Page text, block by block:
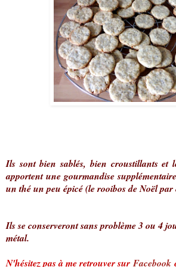
Ils sont bien sablés, bien croustillants et
apportent une gourmandise
un thé un peu épicé (le rooibos de Noël par
Ils se conserveront sans problème 3 ou 4
métal.
N'hésitez pas à me retrouver sur Facebook